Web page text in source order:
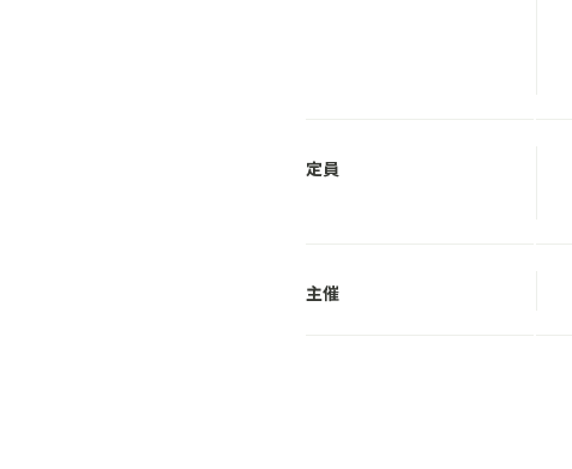
定員
主催